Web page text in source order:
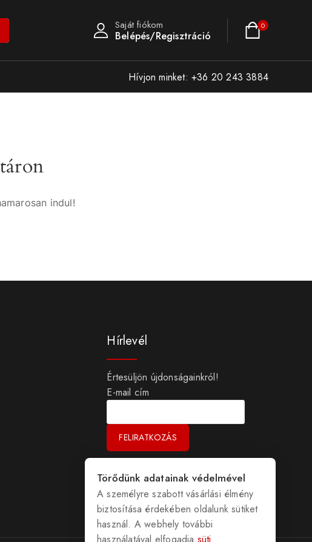
Saját fiókom
Belépés/Regisztráció
0
Hívjon minket: +36 20 243 3884
indul!
Hírlevél
Értesüljön újdonságainkról!
E-mail cím
Törődünk adatainak védelmével
A személyre szabott vásárlási élmény
biztosítása érdekében oldalunk sütiket
használ. A webhely további